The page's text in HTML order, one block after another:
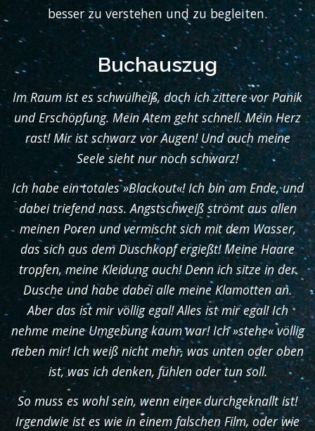
besser zu verstehen und zu begleiten.
Buchauszug
Im Raum ist es schwülheiß, doch ich zittere vor Panik
und Erschöpfung. Mein Atem geht schnell. Mein Herz
rast! Mir ist schwarz vor Augen! Und auch meine
Seele sieht nur noch schwarz!
Ich habe ein totales »Blackout«! Ich bin am Ende, und
dabei triefend nass. Angstschweiß strömt aus allen
meinen Poren und vermischt sich mit dem Wasser,
das sich aus dem Duschkopf ergießt! Meine Haare
tropfen, meine Kleidung auch! Denn ich sitze in der
Dusche und habe dabei alle meine Klamotten an.
Aber das ist mir völlig egal! Alles ist mir egal! Ich
nehme meine Umgebung kaum war! Ich »stehe« völlig
neben mir! Ich weiß nicht mehr, was unten oder oben
ist, was ich denken, fühlen oder tun soll.
So muss es wohl sein, wenn einer durchgeknallt ist!
Irgendwie ist es wie in einem falschen Film, oder wie